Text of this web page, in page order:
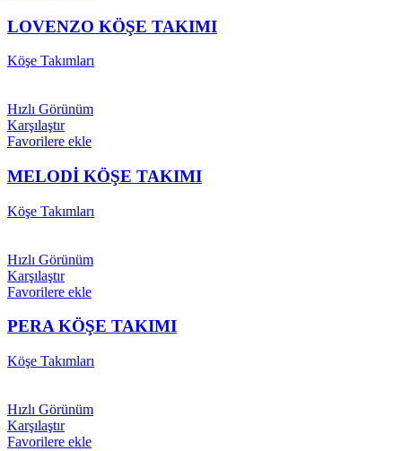
LOVENZO KÖŞE TAKIMI
Köşe Takımları
Hızlı Görünüm
Karşılaştır
Favorilere ekle
MELODİ KÖŞE TAKIMI
Köşe Takımları
Hızlı Görünüm
Karşılaştır
Favorilere ekle
PERA KÖŞE TAKIMI
Köşe Takımları
Hızlı Görünüm
Karşılaştır
Favorilere ekle